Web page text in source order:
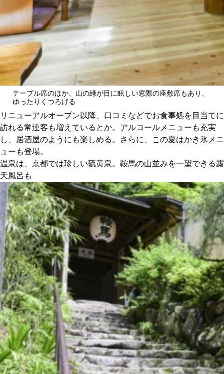
テーブル席のほか、山の緑が目に眩しい窓際の座敷席もあり、
ゆったりくつろげる
リニューアルオープン以降、口コミなどでお食事処を目当てに
訪れる常連客も増えているとか。アルコールメニューも充実
し、居酒屋のようにも楽しめる。さらに、この夏はかき氷メニ
ューも登場。
温泉は、京都では珍しい硫黄泉。鞍馬の山並みを一望できる露
天風呂も